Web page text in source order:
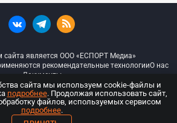
сайта является ООО «ЕСПОРТ Медиа»
рекомендательные технологииО нас
Документы
— Все права защищены
18+
сайта мы используем cookie-файлы и
подробнее. Продолжая использовать сайт,
файлов, используемых сервисом
подробнее.